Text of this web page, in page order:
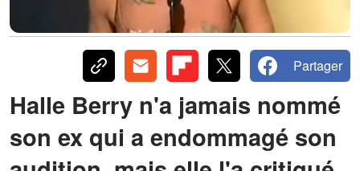
Partager
Halle Berry n'a jamais nommé
son ex qui a endommagé son